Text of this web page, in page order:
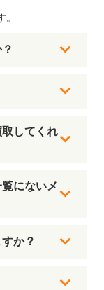
してくれ
にないメ
か？